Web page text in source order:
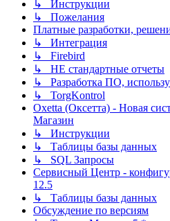
↳ Инструкции
↳ Пожелания
Платные разработки,
↳ Интеграция
↳ Firebird
↳ НЕ стандартные отчеты
↳ Разработка ПО,
↳ TorgKontrol
Oxetta (Оксетта) - Новая
Магазин
↳ Инструкции
↳ Таблицы базы данных
↳ SQL Запросы
Сервисный Центр -
12.5
↳ Таблицы базы данных
Обсуждение по версиям